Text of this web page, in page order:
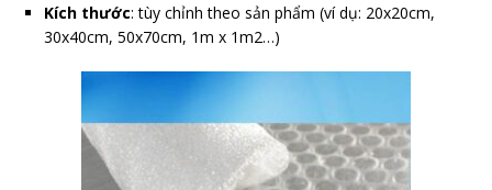
Kích thước: tùy chỉnh theo sản phẩm (ví dụ: 20x20cm,
30x40cm, 50x70cm, 1m x 1m2…)